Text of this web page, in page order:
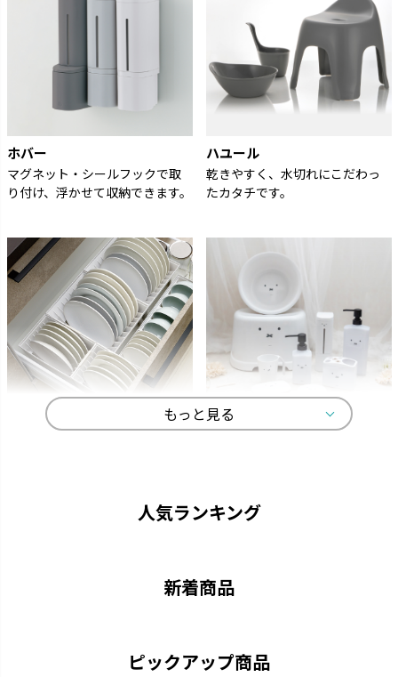
ホバー
マグネット・シールフックで取
り付け、浮かせて収納できます。
ハユール
乾きやすく、水切れにこだわっ
たカタチです。
もっと見る
人気ランキング
新着商品
ピックアップ商品